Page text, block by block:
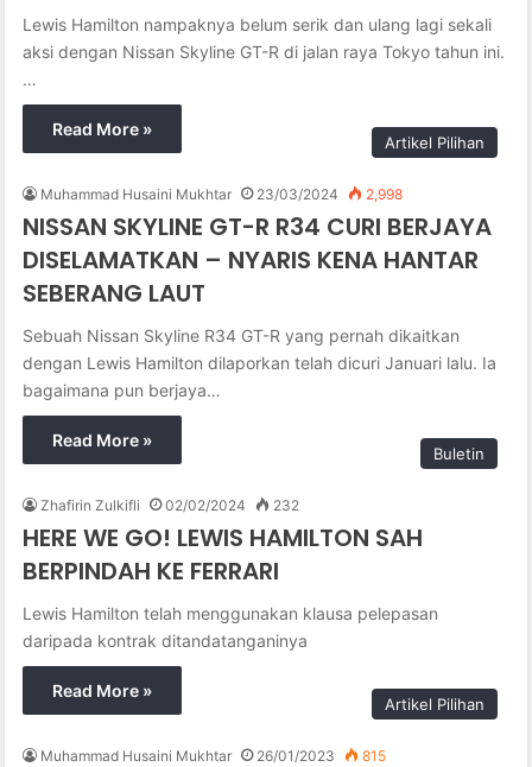
Lewis Hamilton nampaknya belum serik dan ulang lagi sekali
aksi dengan Nissan Skyline GT-R di jalan raya Tokyo tahun ini.
…
Read More »
Artikel Pilihan
Muhammad Husaini Mukhtar 23/03/2024 2,998
NISSAN SKYLINE GT-R R34 CURI BERJAYA
DISELAMATKAN – NYARIS KENA HANTAR
SEBERANG LAUT
Sebuah Nissan Skyline R34 GT-R yang pernah dikaitkan
dengan Lewis Hamilton dilaporkan telah dicuri Januari lalu. Ia
bagaimana pun berjaya…
Read More »
Buletin
Zhafirin Zulkifli 02/02/2024 232
HERE WE GO! LEWIS HAMILTON SAH
BERPINDAH KE FERRARI
Lewis Hamilton telah menggunakan klausa pelepasan
daripada kontrak ditandatanganinya
Read More »
Artikel Pilihan
Muhammad Husaini Mukhtar 26/01/2023 815